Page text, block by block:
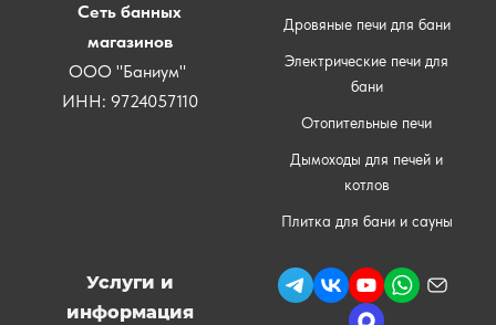
Сеть банных
магазинов
ООО "Баниум"
ИНН: 9724057110
Дровяные печи для бани
Электрические печи для
бани
Отопительные печи
Дымоходы для печей и
котлов
Плитка для бани и сауны
Услуги и
информация